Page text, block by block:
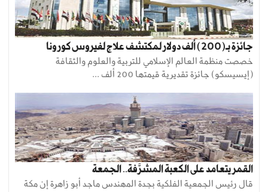
جائزة بـ(200) ألف دولار لمكتشف علاج لفيروس كورونا
خصصت منظمة العالم الإسلامي للتربية والعلوم والثقافة
(إيسيسكو) جائزة تقديرية قيمتها 200 ألف ...
القمر يتعامد على الكعبة المشرَّفة.. الجمعة
قال رئيس الجمعية الفلكية بجدة المهندس ماجد أبو زاهرة إن مكة